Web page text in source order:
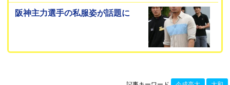
阪神主力選手の私服姿が話題に